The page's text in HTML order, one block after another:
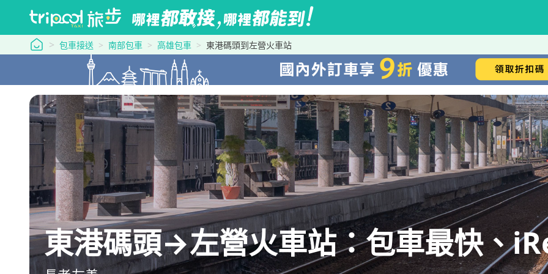
tripool 旅步
包車接送 南部包車 高雄包車 東港碼頭到左營火車站
東港碼頭→左營火車站：包車最快、